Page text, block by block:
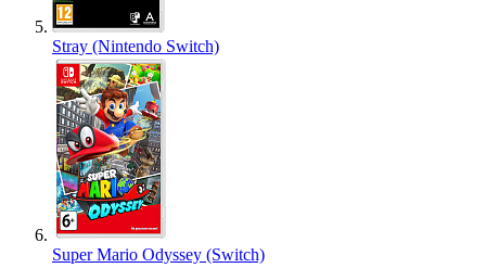
Stray (Nintendo Switch)
Super Mario Odyssey (Switch)